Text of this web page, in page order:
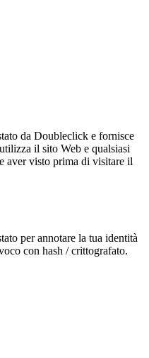
da Doubleclick e fornisce
il sito Web e qualsiasi
aver visto prima di visitare il
per annotare la tua identità
con hash / crittografato.